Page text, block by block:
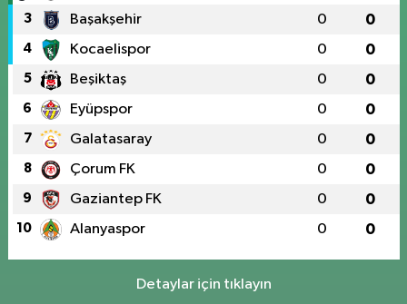
3 Başakşehir 0 0
4 Kocaelispor 0 0
5 Beşiktaş 0 0
6 Eyüpspor 0 0
7 Galatasaray 0 0
8 Çorum FK 0 0
9 Gaziantep FK 0 0
10 Alanyaspor 0 0
Detaylar için tıklayın